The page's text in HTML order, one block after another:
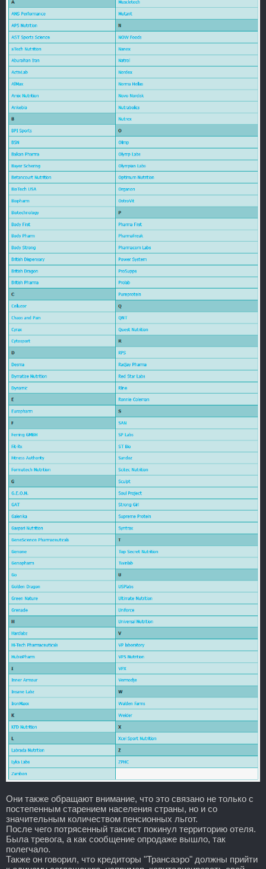
Они также обращают внимание, что это связано не только с
постепенным старением населения страны, но и со
значительным количеством пенсионных льгот.
После чего потрясенный таксист покинул территорию отеля.
Была тревога, а как сообщение опродаже вышло, так
полегчало.
Также он говорил, что кредиторы "Трансаэро" должны прийти